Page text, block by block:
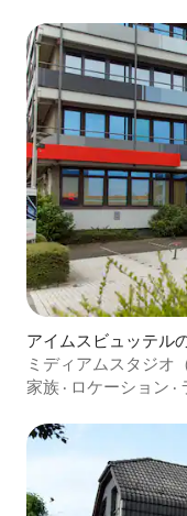
アイムスビュッテル
ミディアムスタジオ
家族 · ロケーション ·